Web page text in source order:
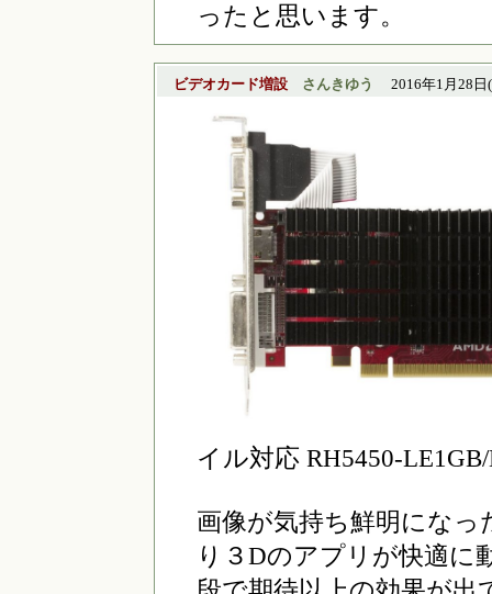
ったと思います。
ビデオカード増設 さんきゆう 2016年1月28日
イル対応 RH5450-
画像が気持ち鮮明にな
り３Dのアプリが快適に